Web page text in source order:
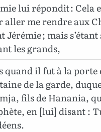
lui répondit : Cela
aller me rendre aux
Jérémie ; mais
les grands,
quand il fut à la
de la garde,
fils de Hanania,
en [lui] disant :